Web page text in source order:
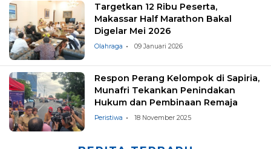
Targetkan 12 Ribu Peserta,
Makassar Half Marathon Bakal
Digelar Mei 2026
Olahraga 09 Januari 2026
Respon Perang Kelompok di Sapiria,
Munafri Tekankan Penindakan
Hukum dan Pembinaan Remaja
Peristiwa 18 November 2025